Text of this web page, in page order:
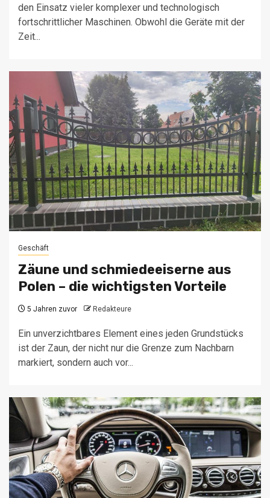
den Einsatz vieler komplexer und technologisch
fortschrittlicher Maschinen. Obwohl die Geräte mit der
Zeit...
Geschäft
Zäune und schmiedeeiserne aus
Polen – die wichtigsten Vorteile
5 Jahren zuvor Redakteure
Ein unverzichtbares Element eines jeden Grundstücks
ist der Zaun, der nicht nur die Grenze zum Nachbarn
markiert, sondern auch vor...